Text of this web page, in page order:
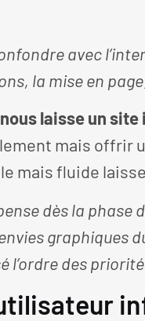
avec
la mise en
laisse un
mais offrir
mais fluide
dès la
graphiques
l’ordre des